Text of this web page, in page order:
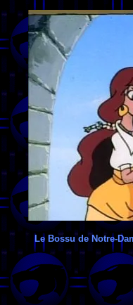
Le Bossu de Notre-